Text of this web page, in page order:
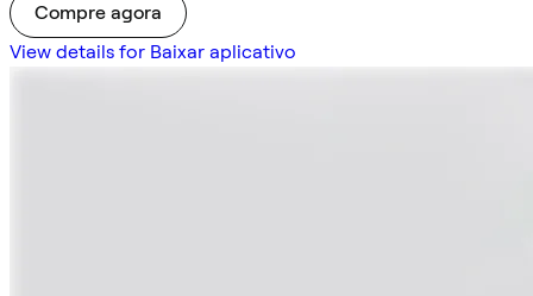
Compre agora
View details for Baixar aplicativo